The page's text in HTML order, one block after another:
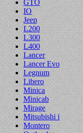
GTO
IO
Jeep
L200
L300
L400
Lancer
Lancer Evo
Legnum
Libero
Minica
Minicab
Mirage
Mitsubishi i
Montero